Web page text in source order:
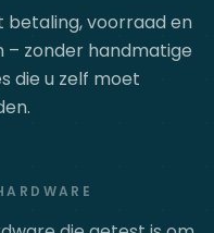
voorraad en
– zonder handmatige
die u zelf moet